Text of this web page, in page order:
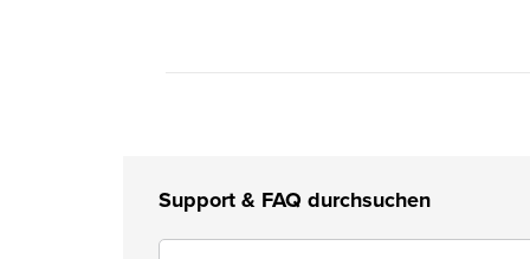
Support & FAQ durchsuchen